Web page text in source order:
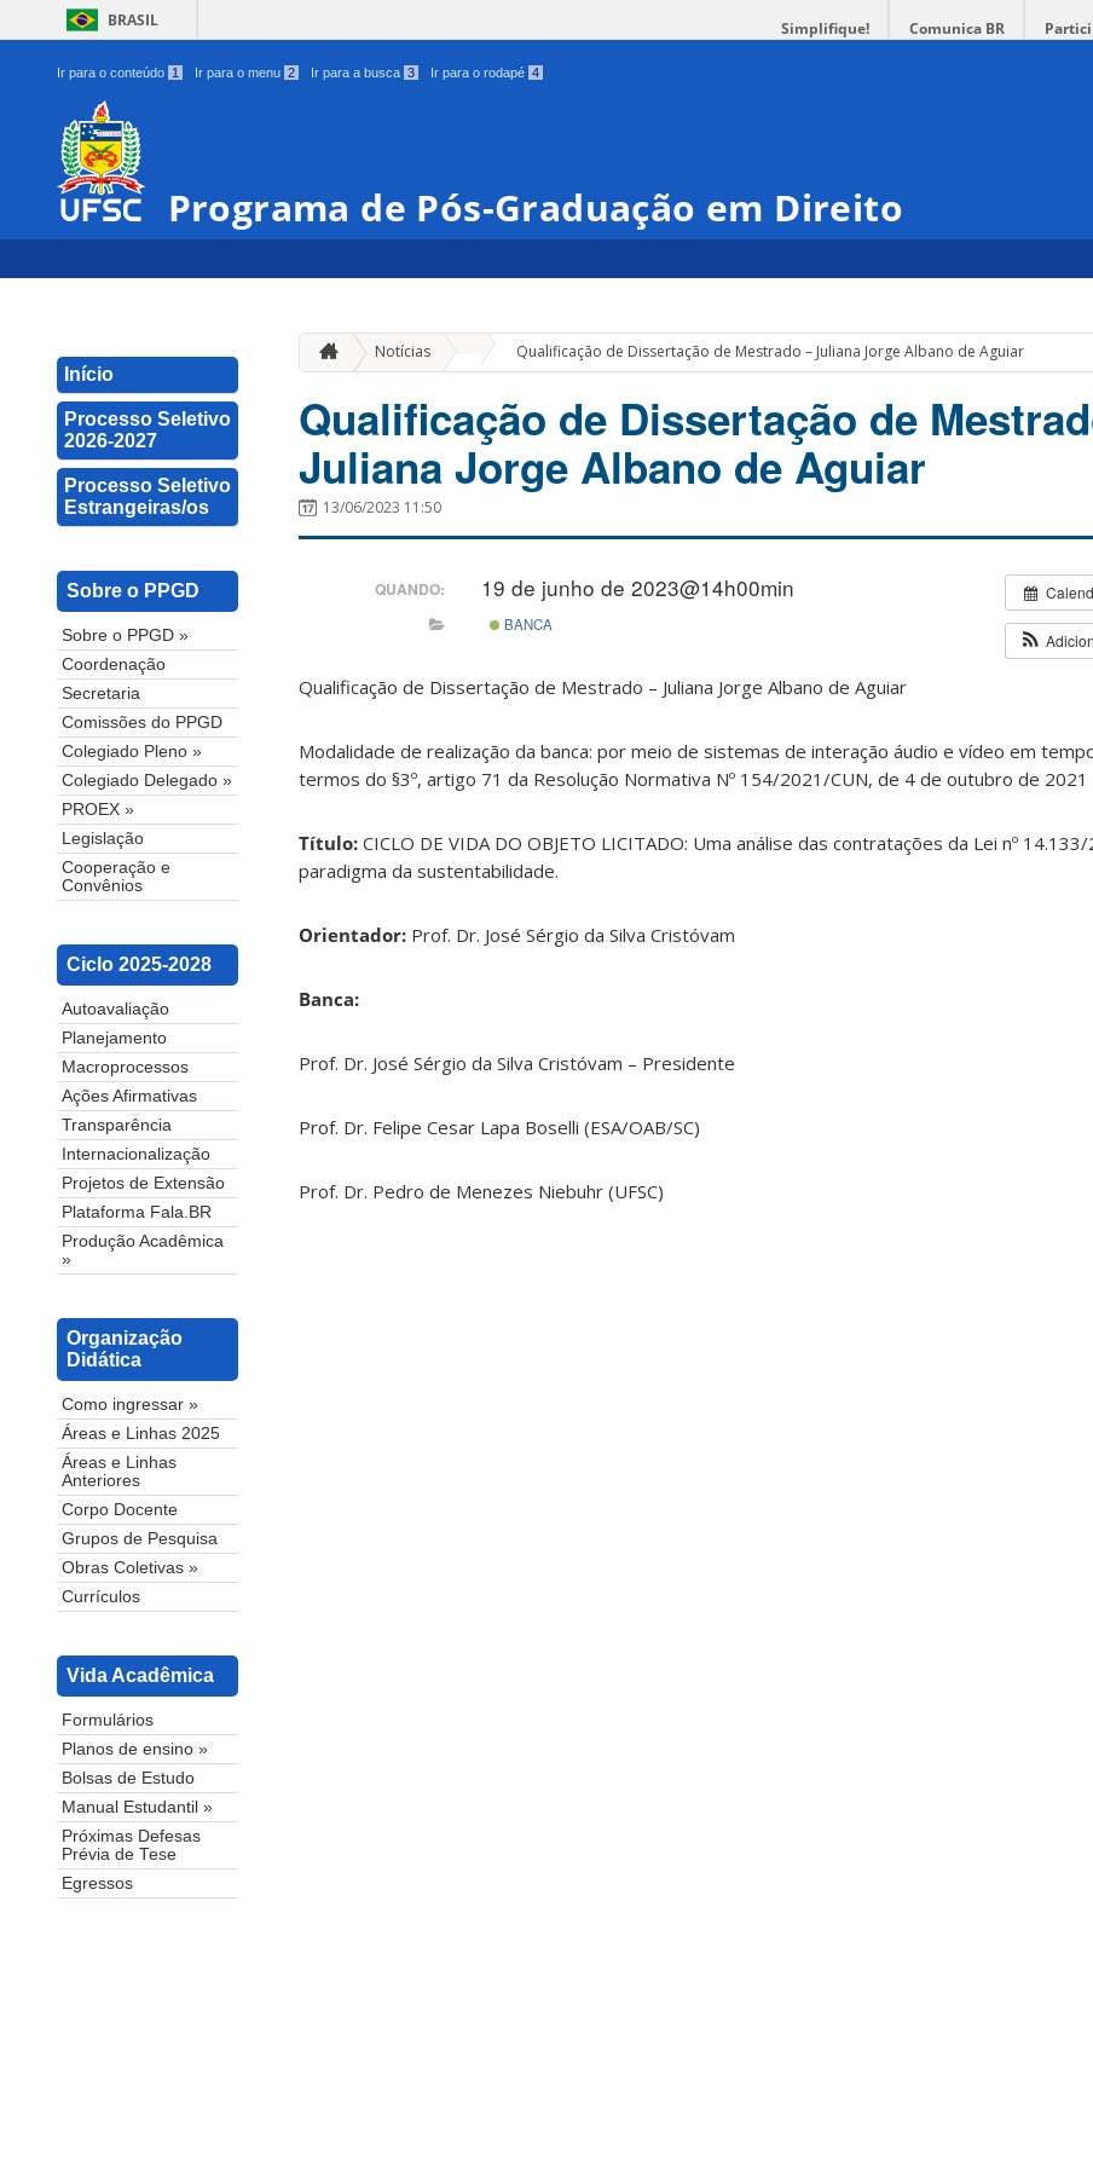
BRASIL Simplifique! Comunica BR
Ir para o conteúdo 1 Ir para o menu 2 Ir para a busca 3 Ir para o rodapé 4
Programa de Pós-Graduação em Direito
Início
Processo Seletivo
2026-2027
Processo Seletivo
Estrangeiras/os
Sobre o PPGD
Sobre o PPGD »
Coordenação
Secretaria
Comissões do PPGD
Colegiado Pleno »
Colegiado Delegado »
PROEX »
Legislação
Cooperação e
Convênios
Ciclo 2025-2028
Autoavaliação
Planejamento
Macroprocessos
Ações Afirmativas
Transparência
Internacionalização
Projetos de Extensão
Plataforma Fala.BR
Produção Acadêmica
»
Organização
Didática
Como ingressar »
Áreas e Linhas 2025
Áreas e Linhas
Anteriores
Corpo Docente
Grupos de Pesquisa
Obras Coletivas »
Currículos
Vida Acadêmica
Formulários
Planos de ensino »
Bolsas de Estudo
Manual Estudantil »
Próximas Defesas
Prévia de Tese
Egressos
Notícias Qualificação de Dissertação de Mestrado – Juliana Jorge Albano de Aguiar
Qualificação de Dissertação de
Juliana Jorge Albano de Aguiar
13/06/2023 11:50
QUANDO: 19 de junho de 2023@14h00min
BANCA
Qualificação de Dissertação de Mestrado – Juliana Jorge Albano de Aguiar
Modalidade de realização da banca: por meio de sistemas de interação áudio e vídeo em
termos do §3º, artigo 71 da Resolução Normativa Nº 154/2021/CUN, de 4 de outubro de 2021
Título: CICLO DE VIDA DO OBJETO LICITADO: Uma análise das contratações da Lei nº
paradigma da sustentabilidade.
Orientador: Prof. Dr. José Sérgio da Silva Cristóvam
Banca:
Prof. Dr. José Sérgio da Silva Cristóvam – Presidente
Prof. Dr. Felipe Cesar Lapa Boselli (ESA/OAB/SC)
Prof. Dr. Pedro de Menezes Niebuhr (UFSC)